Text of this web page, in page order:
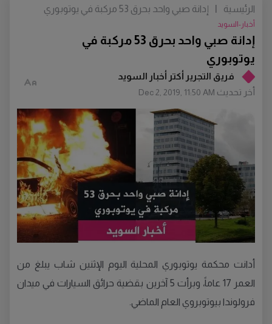
فريق التجرير أكتر أخبار السويد
أخر تحديث Dec 2, 2019, 11:50 AM
إدانة صبي واحد بحرق 53 مركبة في
يوتوبوري
أخبار-السويد
الرئيسية | إدانة صبي واحد بحرق 53 مركبة في يوتوبوري
أدانت محكمة يوتوبوري المحلية اليوم الإثنين شاب يبلغ من
العمر 17 عاماً، وبرأت 5 آخرين بقضية حرائق السيارات في ميدان
فرولوندا بيوتوبروي العام الماضي.